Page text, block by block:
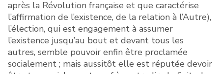
après la Révolution française et que caractérise
l’affirmation de l’existence, de la relation à l’Autre),
l’élection, qui est engagement à assumer
l’existence jusqu’au bout et devant tous les
autres, semble pouvoir enfin être proclamée
socialement ; mais aussitôt elle est réputée devoir